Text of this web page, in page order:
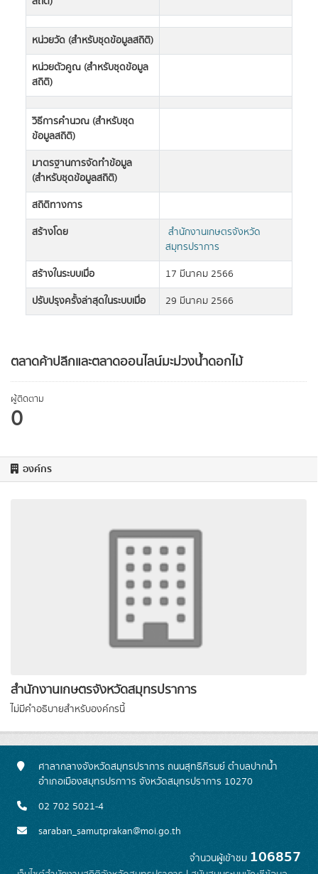
ตลาดค้าปลีกและตลาดออนไลน์มะม่วงน้ำดอกไม้
ผู้ติดตาม
0
องค์กร
สำนักงานเกษตรจังหวัดสมุทรปราการ
ไม่มีคำอธิบายสำหรับองค์กรนี้
หน่วยวัด (สำหรับชุดข้อมูลสถิติ)
หน่วยตัวคูณ (สำหรับชุดข้อมูล
สถิติ)
วิธีการคำนวณ (สำหรับชุด
ข้อมูลสถิติ)
มาตรฐานการจัดทำข้อมูล
(สำหรับชุดข้อมูลสถิติ)
สถิติทางการ
สร้างโดย
สำนักงานเกษตรจังหวัด
สมุทรปราการ
สร้างในระบบเมื่อ
17 มีนาคม 2566
ปรับปรุงครั้งล่าสุดในระบบเมื่อ
29 มีนาคม 2566
ศาลากลางจังหวัดสมุทรปราการ ถนนสุทธิภิรมย์ ตำบลปากน้ำ
อำเภอเมืองสมุทรปรกาาร จังหวัดสมุทรปราการ 10270
02 702 5021-4
saraban_samutprakan@moi.go.th
จำนวนผู้เข้าชม 106857